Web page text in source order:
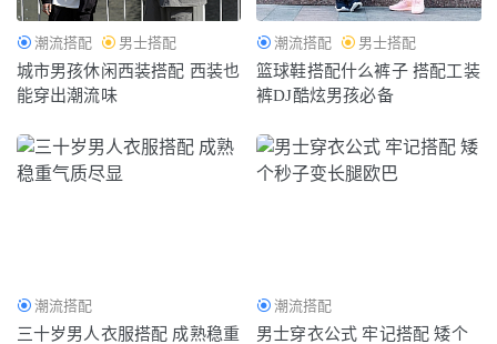
潮流搭配 男士搭配
城市男孩休闲西装搭配 西装也
能穿出潮流味
潮流搭配 男士搭配
篮球鞋搭配什么裤子 搭配工装
裤DJ酷炫男孩必备
潮流搭配
三十岁男人衣服搭配 成熟稳重
潮流搭配
男士穿衣公式 牢记搭配 矮个
2019最流行奶奶裤的穿搭雷区 奶奶裤的复古热潮 2019-02-
25
卫衣搭配什么 卫衣搭配半身裙穿 甜酷少女 2019-03-23